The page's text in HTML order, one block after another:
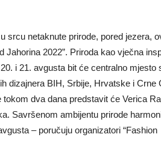
srcu netaknute prirode, pored jezera,
Jahorina 2022”. Priroda kao vječna
i 21. avgusta bit će centralno mjesto
dizajnera BIH, Srbije, Hrvatske i Crne
dva dana predstavit će Verica
Savršenom ambijentu prirode
– poručuju organizatori “Fashion